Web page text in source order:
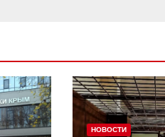
НОВОСТИ